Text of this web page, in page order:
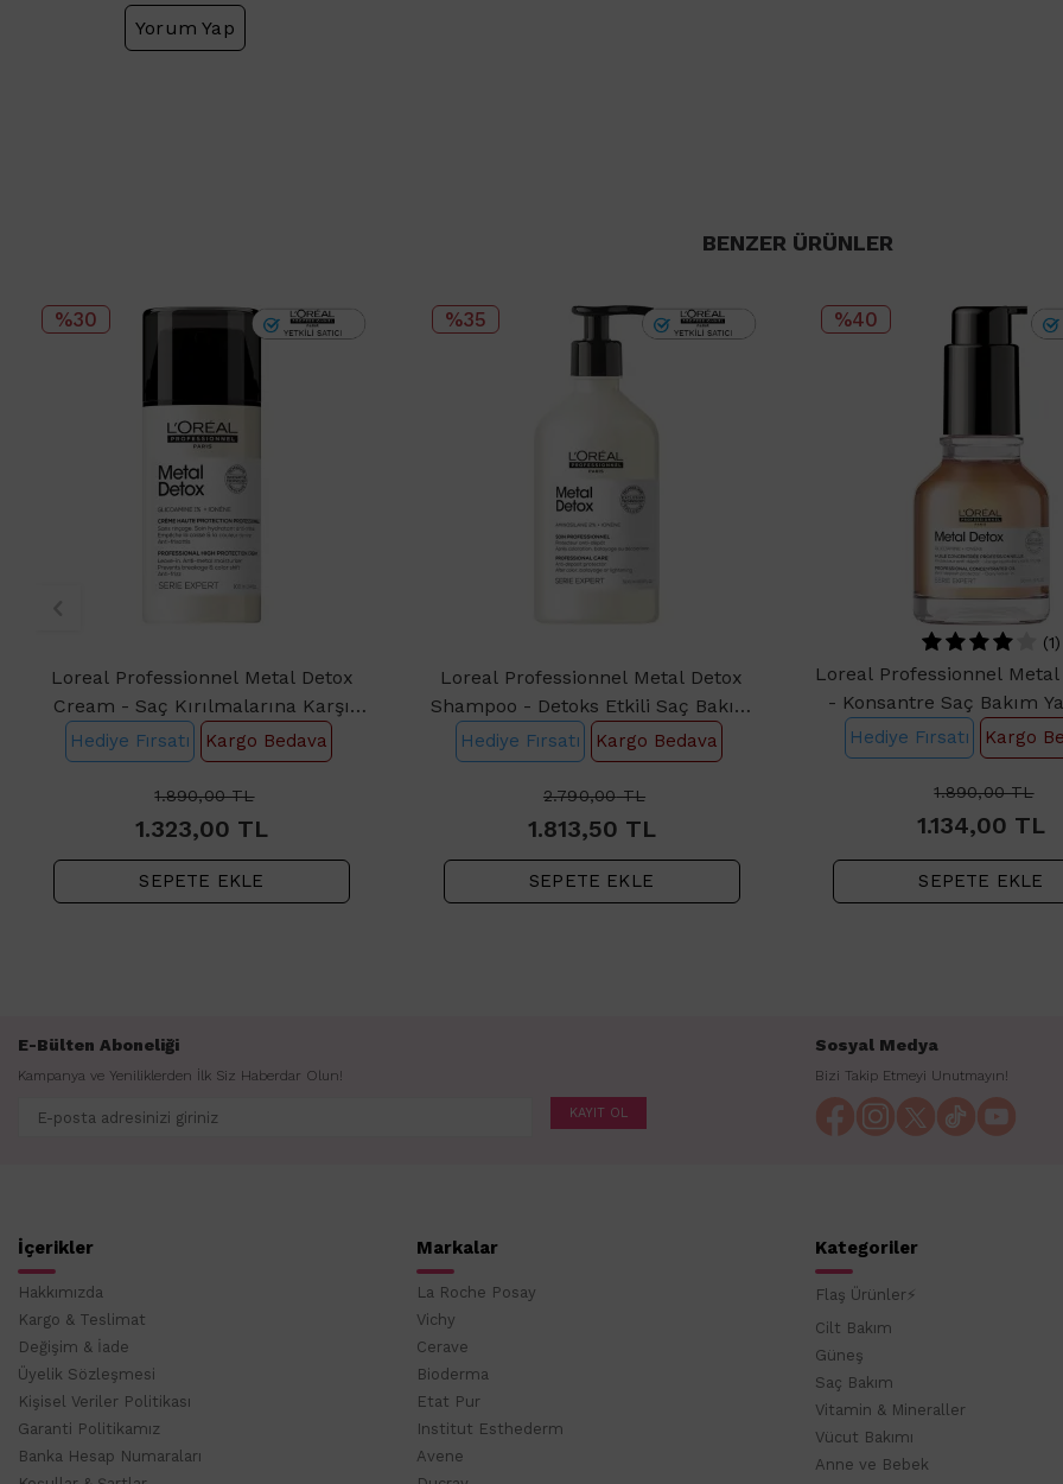
Yorum Yap
BENZER ÜRÜNLER
%30
Loreal Professionnel Metal Detox
Cream - Saç Kırılmalarına Karşı
Bakım Kremi 100ml
Hediye Fırsatı Kargo Bedava
1.890,00TL
1.323,00 TL
SEPETE EKLE
%35
Loreal Professionnel Metal Detox
Shampoo - Detoks Etkili Saç Bakım
Şampuanı 500ml
Hediye Fırsatı Kargo Bedava
2.790,00TL
1.813,50 TL
SEPETE EKLE
%40
(1)
Loreal Professionnel
- Konsantre Saç Bakım
Hediye Fırsatı Kargo
1.890,00TL
1.134,00 TL
SEPETE EKLE
E-Bülten Aboneliği
Kampanya ve Yeniliklerden İlk Siz Haberdar Olun!
KAYIT OL
Sosyal Medya
Bizi Takip Etmeyi Unutmayın!
İçerikler
Hakkımızda
Kargo & Teslimat
Değişim & İade
Üyelik Sözleşmesi
Kişisel Veriler Politikası
Garanti Politikamız
Banka Hesap Numaraları
Markalar
La Roche Posay
Vichy
Cerave
Bioderma
Etat Pur
Institut Esthederm
Avene
Kategoriler
Flaş Ürünler⚡
Cilt Bakım
Güneş
Saç Bakım
Vitamin & Mineraller
Vücut Bakımı
Anne ve Bebek